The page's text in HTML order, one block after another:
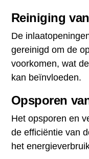
Reiniging
De
gereinigd om de
voorkomen, wat
kan beïnvloeden.
Opsporen
Het opsporen en
de efficiëntie van
het